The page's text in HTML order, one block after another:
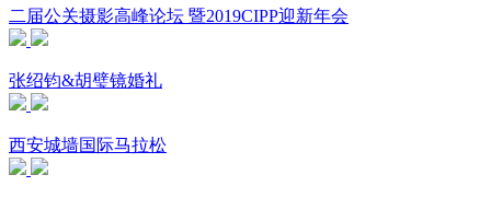
二届公关摄影高峰论坛 暨2019CIPP迎新年会
张绍钧&胡璧镜婚礼
西安城墙国际马拉松